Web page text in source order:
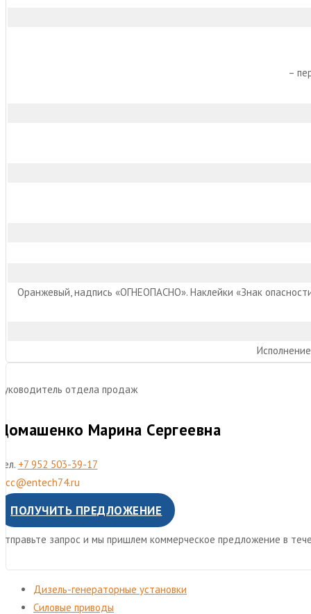
–
Оранжевый, надпись «ОГНЕОПАСНО». Наклейки «Знак
отдела продаж
Марина Сергеевна
+7 952 503-39-17
ПОЛУЧИТЬ ПРЕДЛОЖЕНИЕ
запрос и мы пришлем коммерческое предложение в
Дизель-генераторные установки
Cиловые приводы